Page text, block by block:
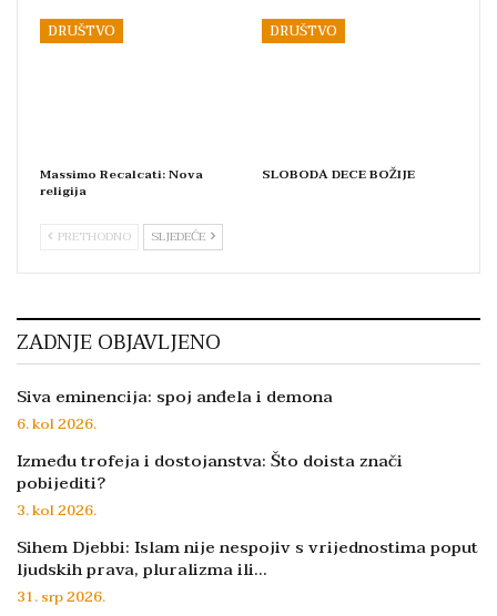
DRUŠTVO
Massimo Recalcati: Nova
religija
DRUŠTVO
SLOBODA DECE BOŽIJE
PRETHODNO SLJEDEĆE
ZADNJE OBJAVLJENO
Siva eminencija: spoj anđela i demona
6. kol 2026.
Između trofeja i dostojanstva: Što doista znači
pobijediti?
3. kol 2026.
Sihem Djebbi: Islam nije nespojiv s vrijednostima poput
ljudskih prava, pluralizma ili…
31. srp 2026.